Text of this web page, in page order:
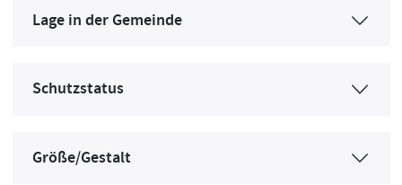
Lage in der Gemeinde
Schutzstatus
Größe/Gestalt